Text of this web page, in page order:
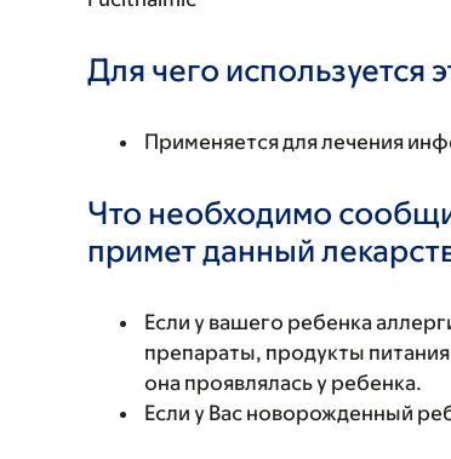
Для чего используется
Применяется для лечения
Что необходимо
примет данный
Если у вашего ребенка
препараты, продукты
она проявлялась у ребенка.
Если у Вас новорожденный